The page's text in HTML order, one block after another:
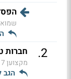
2
. חברות
מקצוען
הגב